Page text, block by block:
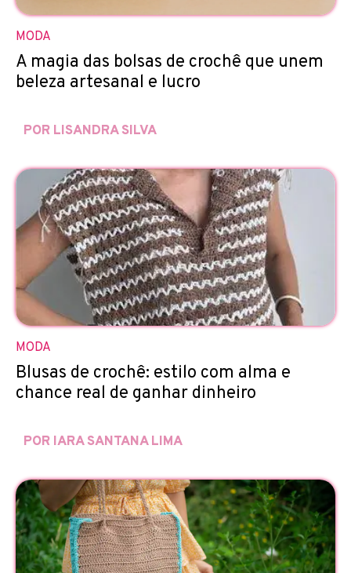
MODA
A magia das bolsas de crochê que unem
beleza artesanal e lucro
POR LISANDRA SILVA
MODA
Blusas de crochê: estilo com alma e
chance real de ganhar dinheiro
POR IARA SANTANA LIMA